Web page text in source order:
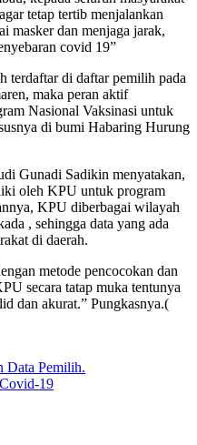
tetap tertib menjalankan
masker dan menjaga jarak,
covid 19”
terdaftar di daftar pemilih pada
maka peran aktif
Nasional Vaksinasi untuk
di bumi Habaring Hurung
Gunadi Sadikin menyatakan,
oleh KPU untuk program
KPU diberbagai wilayah
, sehingga data yang ada
di daerah.
metode pencocokan dan
secara tatap muka tentunya
dan akurat.” Pungkasnya.(
Data Pemilih.
19